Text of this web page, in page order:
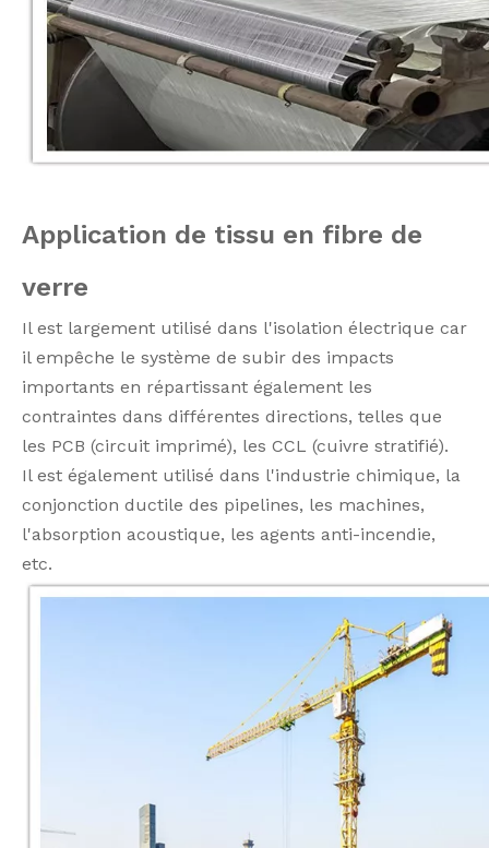
Application de tissu en fibre de
verre
Il est largement utilisé dans l'isolation électrique car
il empêche le système de subir des impacts
importants en répartissant également les
contraintes dans différentes directions, telles que
les PCB (circuit imprimé), les CCL (cuivre stratifié).
Il est également utilisé dans l'industrie chimique, la
conjonction ductile des pipelines, les machines,
l'absorption acoustique, les agents anti-incendie,
etc.